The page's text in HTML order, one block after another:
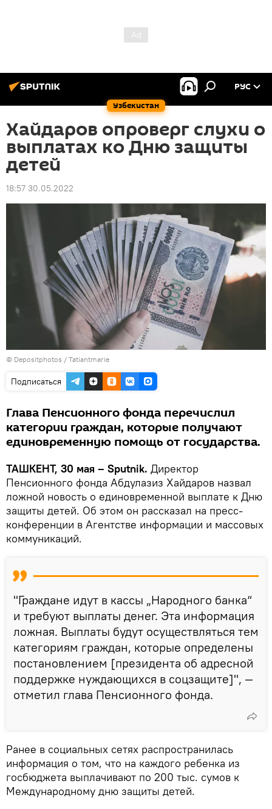
Узбекистан
РУС
Хайдаров опроверг слухи о
выплатах ко Дню защиты
детей
18:57 30.05.2022
© Depositphotos / Tatiantmarie
Подписаться
Глава Пенсионного фонда перечислил
категории граждан, которые получают
единовременную помощь от государства.
ТАШКЕНТ, 30 мая – Sputnik. Директор
Пенсионного фонда Абдулазиз Хайдаров назвал
ложной новость о единовременной выплате к Дню
защиты детей. Об этом он рассказал на пресс-
конференции в Агентстве информации и массовых
коммуникаций.
"Граждане идут в кассы „Народного банка“
и требуют выплаты денег. Эта информация
ложная. Выплаты будут осуществляться тем
категориям граждан, которые определены
постановлением [президента об адресной
поддержке нуждающихся в соцзащите]", —
отметил глава Пенсионного фонда.
Ранее в социальных сетях распространилась
информация о том, что на каждого ребенка из
госбюджета выплачивают по 200 тыс. сумов к
Международному дню защиты детей.